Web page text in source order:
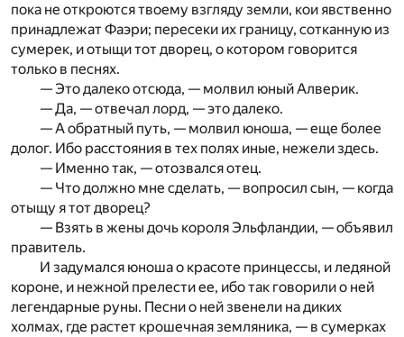
пока не откроются твоему взгляду земли, кои явственно
принадлежат Фаэри; пересеки их границу, сотканную из
сумерек, и отыщи тот дворец, о котором говорится
только в песнях.
— Это далеко отсюда, — молвил юный Алверик.
— Да, — отвечал лорд, — это далеко.
— А обратный путь, — молвил юноша, — еще более
долог. Ибо расстояния в тех полях иные, нежели здесь.
— Именно так, — отозвался отец.
— Что должно мне сделать, — вопросил сын, — когда
отыщу я тот дворец?
— Взять в жены дочь короля Эльфландии, — объявил
правитель.
И задумался юноша о красоте принцессы, и ледяной
короне, и нежной прелести ее, ибо так говорили о ней
легендарные руны. Песни о ней звенели на диких
холмах, где растет крошечная земляника, — в сумерках